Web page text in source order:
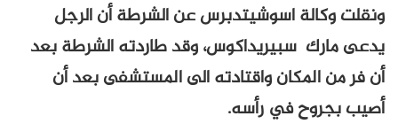
ونقلت وكالة اسوشيتدبرس عن الشرطة أن الرجل
يدعى مارك سبيريداكوس، وقد طاردته الشرطة بعد
أن فر من المكان واقتادته الى المستشفى بعد أن
أصيب بجروح في رأسه.